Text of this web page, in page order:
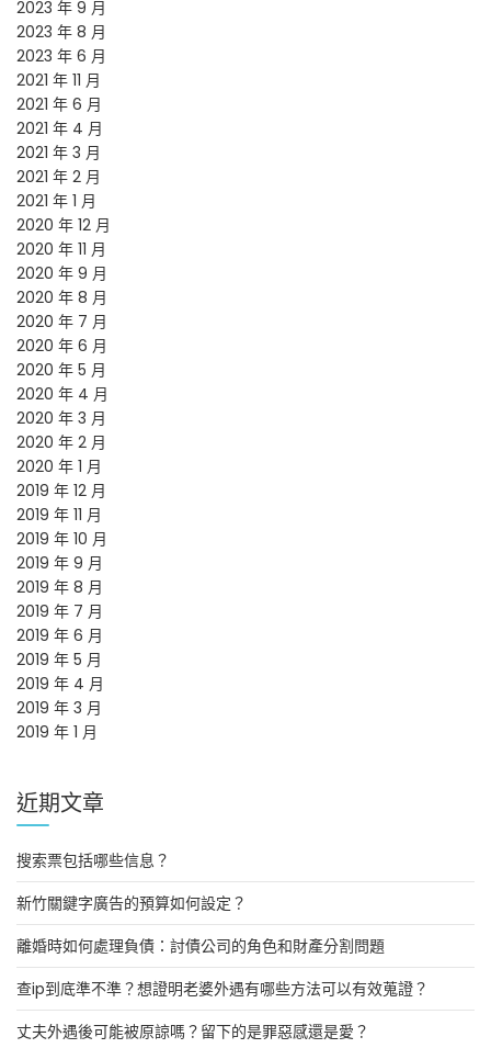
2023 年 9 月
2023 年 8 月
2023 年 6 月
2021 年 11 月
2021 年 6 月
2021 年 4 月
2021 年 3 月
2021 年 2 月
2021 年 1 月
2020 年 12 月
2020 年 11 月
2020 年 9 月
2020 年 8 月
2020 年 7 月
2020 年 6 月
2020 年 5 月
2020 年 4 月
2020 年 3 月
2020 年 2 月
2020 年 1 月
2019 年 12 月
2019 年 11 月
2019 年 10 月
2019 年 9 月
2019 年 8 月
2019 年 7 月
2019 年 6 月
2019 年 5 月
2019 年 4 月
2019 年 3 月
2019 年 1 月
近期文章
搜索票包括哪些信息？
新竹關鍵字廣告的預算如何設定？
離婚時如何處理負債：討債公司的角色和財產分割問題
查ip到底準不準？想證明老婆外遇有哪些方法可以有效蒐證？
丈夫外遇後可能被原諒嗎？留下的是罪惡感還是愛？